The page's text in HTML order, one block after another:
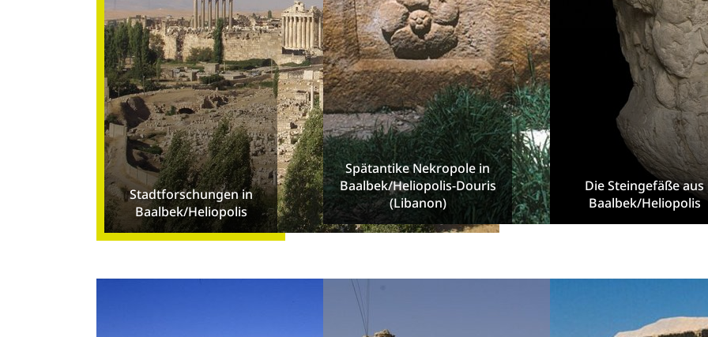
Stadtforschungen in
Baalbek/Heliopolis
Spätantike Nekropole in
Baalbek/Heliopolis-Douris
(Libanon)
Die Steingefäße aus
Baalbek/Heliopolis